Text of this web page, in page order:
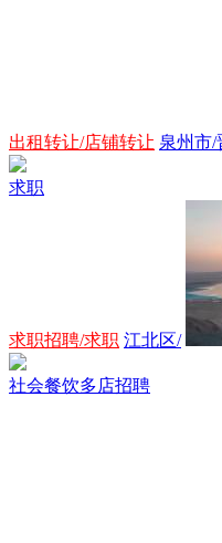
出租转让/店铺转让 泉州市/
求职
求职招聘/求职 江北区/
社会餐饮多店招聘